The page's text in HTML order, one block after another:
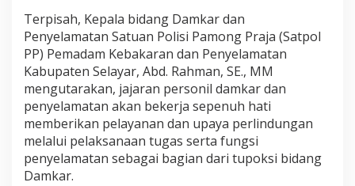
Terpisah, Kepala bidang Damkar dan
Penyelamatan Satuan Polisi Pamong Praja (Satpol
PP) Pemadam Kebakaran dan Penyelamatan
Kabupaten Selayar, Abd. Rahman, SE., MM
mengutarakan, jajaran personil damkar dan
penyelamatan akan bekerja sepenuh hati
memberikan pelayanan dan upaya perlindungan
melalui pelaksanaan tugas serta fungsi
penyelamatan sebagai bagian dari tupoksi bidang
Damkar.